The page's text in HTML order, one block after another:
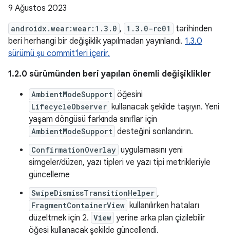
9 Ağustos 2023
androidx.wear:wear:1.3.0 , 1.3.0-rc01
tarihinden
beri herhangi bir değişiklik yapılmadan yayınlandı. 1.3.0
sürümü şu commit'leri içerir.
1.2.0 sürümünden beri yapılan önemli değişiklikler
AmbientModeSupport öğesini
LifecycleObserver kullanacak şekilde taşıyın. Yeni
yaşam döngüsü farkında sınıflar için
AmbientModeSupport desteğini sonlandırın.
ConfirmationOverlay uygulamasını yeni
simgeler/düzen, yazı tipleri ve yazı tipi metrikleriyle
güncelleme
SwipeDismissTransitionHelper ,
FragmentContainerView kullanılırken hataları
düzeltmek için 2. View yerine arka plan çizilebilir
öğesi kullanacak şekilde güncellendi.